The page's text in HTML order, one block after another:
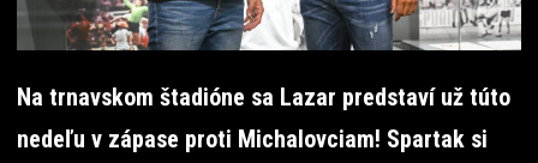
Na trnavskom štadióne sa Lazar predstaví už túto
nedeľu v zápase proti Michalovciam! Spartak si